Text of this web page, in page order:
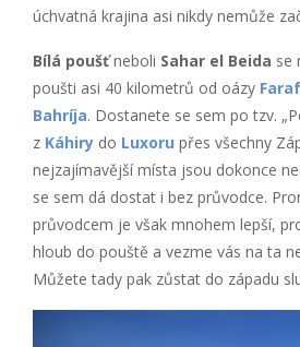
úchvatná krajina asi nikdy nemůže
Bílá poušťneboli Sahar el Beida se
poušti asi 40 kilometrů od oázy
Bahríja. Dostanete se sem po tzv.
z Káhiry do Luxoru přes všechny
nejzajímavější místa jsou dokonce
se sem dá dostat i bez průvodce.
průvodcem je však mnohem lepší,
hloub do pouště a vezme vás na ta
Můžete tady pak zůstat do západu